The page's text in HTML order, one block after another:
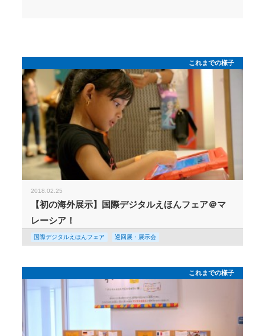
これまでの様子
2018.02.25
【初の海外展示】国際デジタルえほんフェア＠マ
レーシア！
国際デジタルえほんフェア 巡回展・展示会
これまでの様子